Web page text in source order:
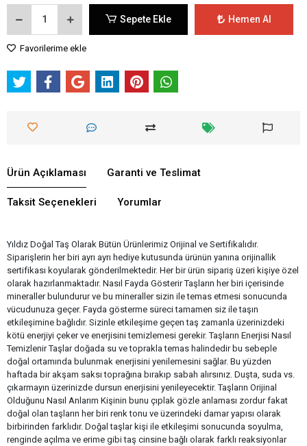
Sepete Ekle Hemen Al
Favorilerime ekle
Ürün Açıklaması Garanti ve Teslimat
Taksit Seçenekleri Yorumlar
Yıldız Doğal Taş Olarak Bütün Ürünlerimiz Orijinal ve Sertifikalıdır.
Siparişlerin her biri ayrı ayrı hediye kutusunda ürünün yanına orijinallik
sertifikası koyularak gönderilmektedir. Her bir ürün sipariş üzeri kişiye özel
olarak hazırlanmaktadır. Nasıl Fayda Gösterir Taşların her biri içerisinde
mineraller bulundurur ve bu mineraller sizin ile temas etmesi sonucunda
vücudunuza geçer. Fayda gösterme süreci tamamen siz ile taşın
etkileşimine bağlıdır. Sizinle etkileşime geçen taş zamanla üzerinizdeki
kötü enerjiyi çeker ve enerjisini temizlemesi gerekir. Taşların Enerjisi Nasıl
Temizlenir Taşlar doğada su ve toprakla temas halindedir bu sebeple
doğal ortamında bulunmak enerjisini yenilemesini sağlar. Bu yüzden
haftada bir akşam saksı toprağına bırakıp sabah alırsınız. Duşta, suda vs.
çıkarmayın üzerinizde dursun enerjisini yenileyecektir. Taşların Orijinal
Olduğunu Nasıl Anlarım Kişinin bunu çıplak gözle anlaması zordur fakat
doğal olan taşların her biri renk tonu ve üzerindeki damar yapısı olarak
birbirinden farklıdır. Doğal taşlar kişi ile etkileşimi sonucunda soyulma,
renginde açılma ve erime gibi taş cinsine bağlı olarak farklı reaksiyonlar